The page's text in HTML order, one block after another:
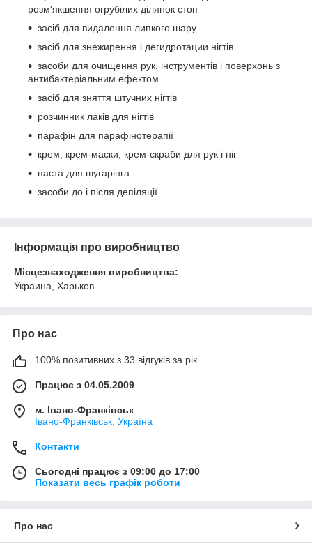
розм'якшення огрубілих ділянок стоп
засіб для видалення липкого шару
засіб для знежирення і дегидротации нігтів
засоби для очищення рук, інструментів і поверхонь з
антибактеріальним ефектом
засіб для зняття штучних нігтів
розчинник лаків для нігтів
парафін для парафінотерапії
крем, крем-маски, крем-скраби для рук і ніг
паста для шугарінга
засоби до і після депіляції
Інформація про виробництво
Місцезнаходження виробництва:
Украина, Харьков
Про нас
100% позитивних з 33 відгуків за рік
Працює з 04.05.2009
м. Івано-Франківськ
Івано-Франківськ, Україна
Контакти
Сьогодні працює з 09:00 до 17:00
Показати весь графік роботи
Про нас